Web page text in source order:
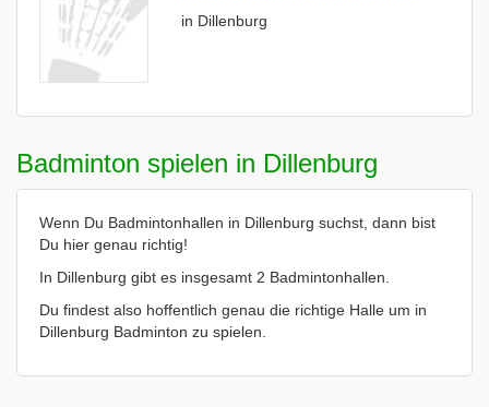
in Dillenburg
Badminton spielen in Dillenburg
Wenn Du Badmintonhallen in Dillenburg suchst, dann bist
Du hier genau richtig!
In Dillenburg gibt es insgesamt 2 Badmintonhallen.
Du findest also hoffentlich genau die richtige Halle um in
Dillenburg Badminton zu spielen.